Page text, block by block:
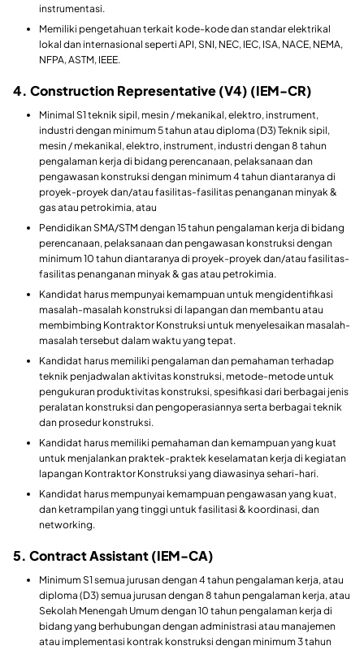
instrumentasi.
Memiliki pengetahuan terkait kode-kode dan standar elektrikal
lokal dan internasional seperti API, SNI, NEC, IEC, ISA, NACE, NEMA,
NFPA, ASTM, IEEE.
4. Construction Representative (V4) (IEM-CR)
Minimal S1 teknik sipil, mesin / mekanikal, elektro, instrument,
industri dengan minimum 5 tahun atau diploma (D3) Teknik sipil,
mesin / mekanikal, elektro, instrument, industri dengan 8 tahun
pengalaman kerja di bidang perencanaan, pelaksanaan dan
pengawasan konstruksi dengan minimum 4 tahun diantaranya di
proyek-proyek dan/atau fasilitas-fasilitas penanganan minyak &
gas atau petrokimia, atau
Pendidikan SMA/STM dengan 15 tahun pengalaman kerja di bidang
perencanaan, pelaksanaan dan pengawasan konstruksi dengan
minimum 10 tahun diantaranya di proyek-proyek dan/atau fasilitas-
fasilitas penanganan minyak & gas atau petrokimia.
Kandidat harus mempunyai kemampuan untuk mengidentifikasi
masalah-masalah konstruksi di lapangan dan membantu atau
membimbing Kontraktor Konstruksi untuk menyelesaikan masalah-
masalah tersebut dalam waktu yang tepat.
Kandidat harus memiliki pengalaman dan pemahaman terhadap
teknik penjadwalan aktivitas konstruksi, metode-metode untuk
pengukuran produktivitas konstruksi, spesifikasi dari berbagai jenis
peralatan konstruksi dan pengoperasiannya serta berbagai teknik
dan prosedur konstruksi.
Kandidat harus memiliki pemahaman dan kemampuan yang kuat
untuk menjalankan praktek-praktek keselamatan kerja di kegiatan
lapangan Kontraktor Konstruksi yang diawasinya sehari-hari.
Kandidat harus mempunyai kemampuan pengawasan yang kuat,
dan ketrampilan yang tinggi untuk fasilitasi & koordinasi, dan
networking.
5. Contract Assistant (IEM-CA)
Minimum S1 semua jurusan dengan 4 tahun pengalaman kerja, atau
diploma (D3) semua jurusan dengan 8 tahun pengalaman kerja, atau
Sekolah Menengah Umum dengan 10 tahun pengalaman kerja di
bidang yang berhubungan dengan administrasi atau manajemen
atau implementasi kontrak konstruksi dengan minimum 3 tahun